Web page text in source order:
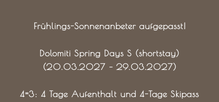
Frühlings-Sonnenanbeter aufgepasst!
Dolomiti Spring Days S (shortstay)
(20.03.2027 – 29.03.2027)
4=3: 4 Tage Aufenthalt und 4-Tage Skipass